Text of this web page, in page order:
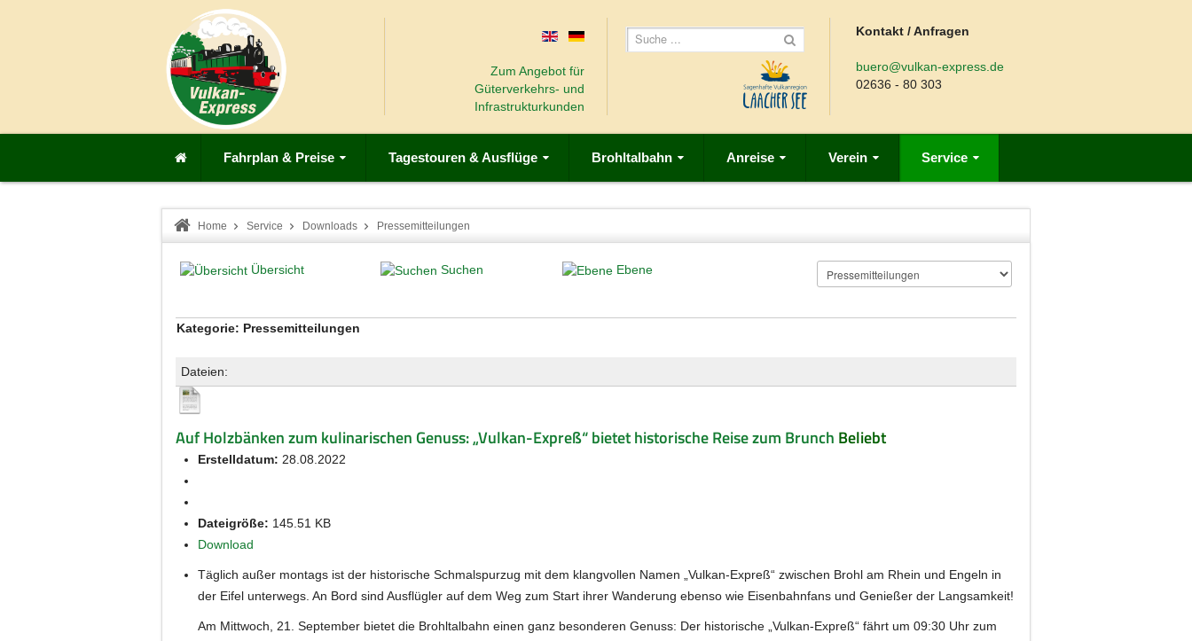
Zum Angebot für
Güterverkehrs- und
Infrastrukturkunden
Kontakt / Anfragen
buero@vulkan-express.de
02636 - 80 303
Fahrplan & Preise Tagestouren & Ausflüge Brohltalbahn Anreise Verein Service
Home Service Downloads Pressemitteilungen
Übersicht Suchen Ebene
Kategorie: Pressemitteilungen
Dateien:
Auf Holzbänken zum kulinarischen Genuss: „Vulkan-Expreß“ bietet historische Reise zum Brunch Beliebt
Erstelldatum: 28.08.2022
Dateigröße: 145.51 KB
Download
Täglich außer montags ist der historische Schmalspurzug mit dem klangvollen Namen „Vulkan-Expreß“ zwischen Brohl am Rhein und Engeln in
der Eifel unterwegs. An Bord sind Ausflügler auf dem Weg zum Start ihrer Wanderung ebenso wie Eisenbahnfans und Genießer der Langsamkeit!
Am Mittwoch, 21. September bietet die Brohltalbahn einen ganz besonderen Genuss: Der historische „Vulkan-Expreß“ fährt um 09:30 Uhr zum